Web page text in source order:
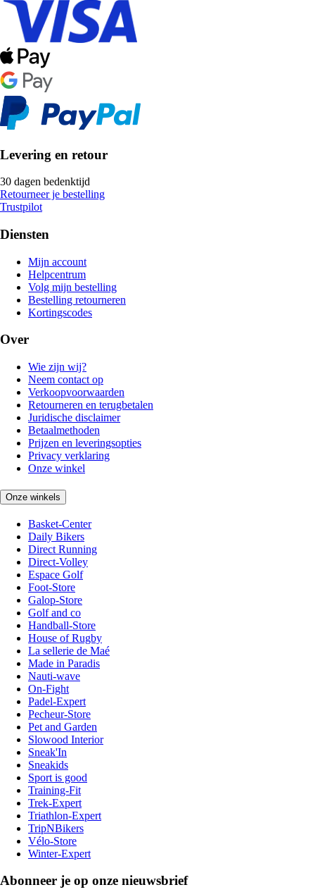
Levering en retour
30 dagen bedenktijd
Retourneer je bestelling
Trustpilot
Diensten
Mijn account
Helpcentrum
Volg mijn bestelling
Bestelling retourneren
Kortingscodes
Over
Wie zijn wij?
Neem contact op
Verkoopvoorwaarden
Retourneren en terugbetalen
Juridische disclaimer
Betaalmethoden
Prijzen en leveringsopties
Privacy verklaring
Onze winkel
Onze winkels
Basket-Center
Daily Bikers
Direct Running
Direct-Volley
Espace Golf
Foot-Store
Galop-Store
Golf and co
Handball-Store
House of Rugby
La sellerie de Maé
Made in Paradis
Nauti-wave
On-Fight
Padel-Expert
Pecheur-Store
Pet and Garden
Slowood Interior
Sneak'In
Sneakids
Sport is good
Training-Fit
Trek-Expert
Triathlon-Expert
TripNBikers
Vélo-Store
Winter-Expert
Abonneer je op onze nieuwsbrief